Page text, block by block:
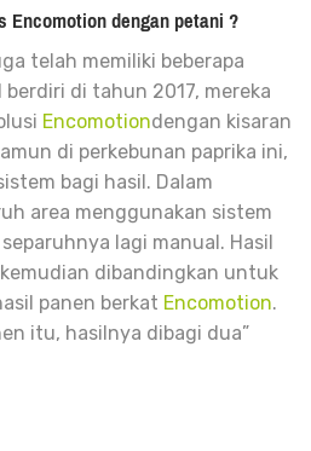
Encomotion dengan petani ?
telah memiliki beberapa
berdiri di tahun 2017, mereka
Encomotiondengan kisaran
di perkebunan paprika ini,
bagi hasil. Dalam
area menggunakan sistem
separuhnya lagi manual. Hasil
dibandingkan untuk
panen berkat Encomotion.
itu, hasilnya dibagi dua”